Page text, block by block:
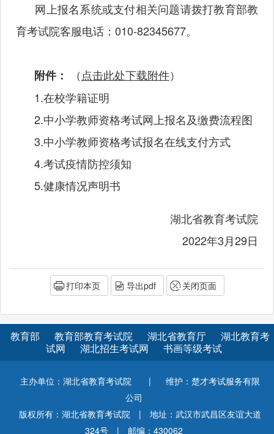
网上报名系统或支付相关问题请拨打教育部教
育考试院客服电话： 010-82345677。
附件： （点击此处下载附件）
1.在校学籍证明
2.中小学教师资格考试网上报名及缴费流程图
3.中小学教师资格考试报名在线支付方式
4.考试疫情防控须知
5.健康情况声明书
湖北省教育考试院
2022年3月29日
打印本页 导出pdf 关闭页面
教育部 教育部教育考试院 湖北省教育厅
湖北教育考
试网
湖北招生考试网 书画等级考试
主办单位：湖北省教育考试院 |
维护：楚才考试服务有限
公司
版权所有：湖北省教育考试院
|
地址：武汉市武昌区友谊大道
324号
| 邮编：430062